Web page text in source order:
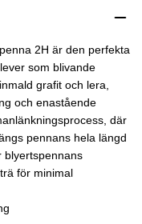
2H är den perfekta
som blivande
grafit och lera,
och enastående
där
pennans hela längd
blyertspennans
för minimal